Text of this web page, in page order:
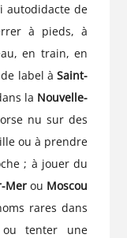
autodidacte de
à pieds, à
en train, en
de label àSaint-
la Nouvelle-
nu sur des
ou à prendre
; à jouer du
Mer ou Moscou
rares dans
tenter une